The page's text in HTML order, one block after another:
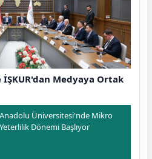
Medyaya Ortak
Anadolu Üniversitesi'nde Mikro
Yeterlilik Dönemi Başlıyor